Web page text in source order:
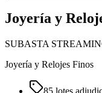
Joyería y
SUBASTA
Joyería y Relojes Finos
85 lotes